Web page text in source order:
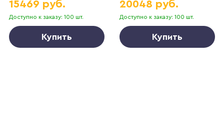
Доступно к заказу: 100 шт.
15469 руб.
Купить
Доступно к заказу: 100 шт.
20048 руб.
Купить